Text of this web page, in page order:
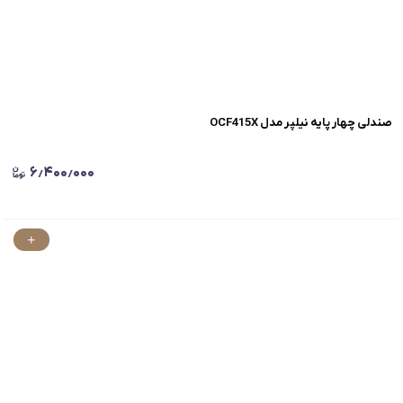
صندلی چهار پایه نیلپر مدل OCF415X
۶٫۴۰۰٫۰۰۰